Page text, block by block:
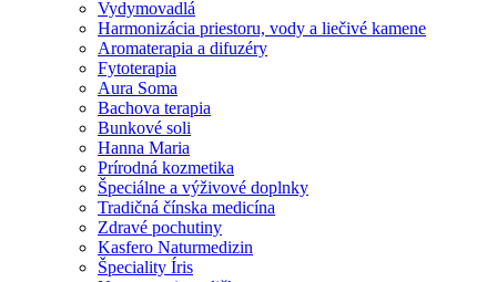
Vydymovadlá
Harmonizácia priestoru, vody a liečivé kamene
Aromaterapia a difuzéry
Fytoterapia
Aura Soma
Bachova terapia
Bunkové soli
Hanna Maria
Prírodná kozmetika
Špeciálne a výživové doplnky
Tradičná čínska medicína
Zdravé pochutiny
Kasfero Naturmedizin
Špeciality Íris